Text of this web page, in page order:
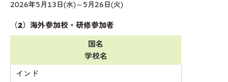
2026年5月13日(水)～5月26日(火)
（2）海外参加校・研修参加者
国名
学校名
インド